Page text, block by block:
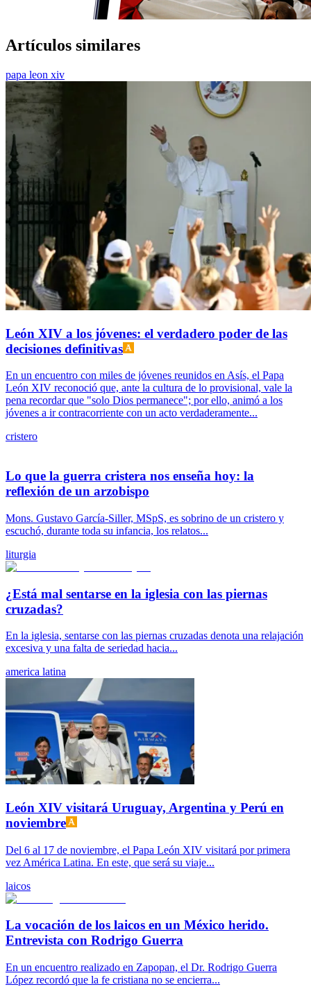
Artículos similares
papa leon xiv
León XIV a los jóvenes: el verdadero poder de las
decisiones definitivas
En un encuentro con miles de jóvenes reunidos en Asís, el Papa
León XIV reconoció que, ante la cultura de lo provisional, vale la
pena recordar que "solo Dios permanece"; por ello, animó a los
jóvenes a ir contracorriente con un acto verdaderamente...
cristero
Lo que la guerra cristera nos enseña hoy: la
reflexión de un arzobispo
Mons. Gustavo García-Siller, MSpS, es sobrino de un cristero y
escuchó, durante toda su infancia, los relatos...
liturgia
¿Está mal sentarse en la iglesia con las piernas
cruzadas?
En la iglesia, sentarse con las piernas cruzadas denota una relajación
excesiva y una falta de seriedad hacia...
america latina
León XIV visitará Uruguay, Argentina y Perú en
noviembre
Del 6 al 17 de noviembre, el Papa León XIV visitará por primera
vez América Latina. En este, que será su viaje...
laicos
La vocación de los laicos en un México herido.
Entrevista con Rodrigo Guerra
En un encuentro realizado en Zapopan, el Dr. Rodrigo Guerra
López recordó que la fe cristiana no se encierra...